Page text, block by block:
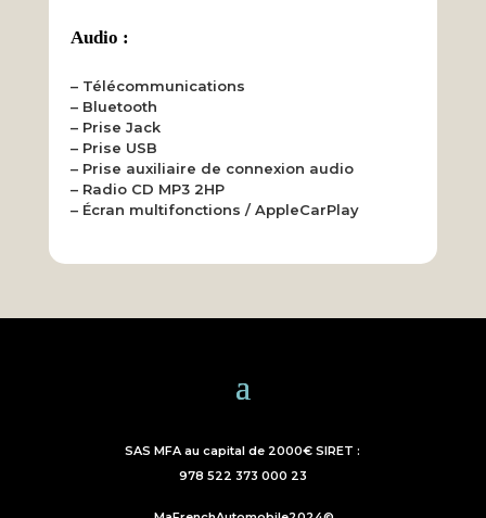
Audio :
– Télécommunications
– Bluetooth
– Prise Jack
– Prise USB
– Prise auxiliaire de connexion audio
– Radio CD MP3 2HP
– Écran multifonctions / AppleCarPlay
SAS MFA au capital de 2000€ SIRET :
978 522 373 000 23